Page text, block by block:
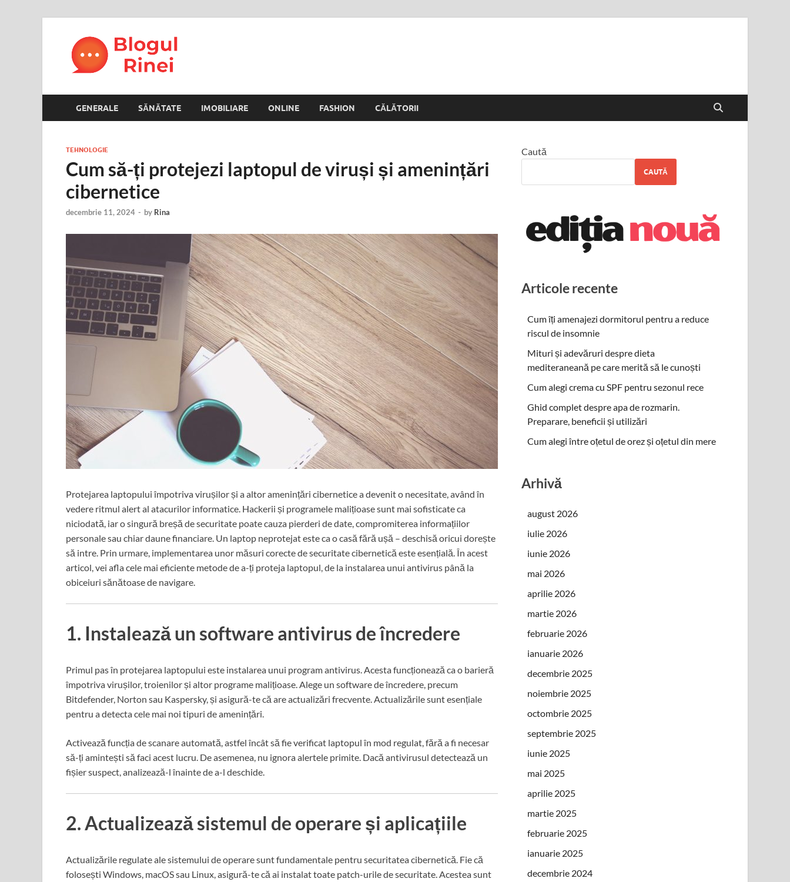
GENERALE SĂNĂTATE IMOBILIARE ONLINE FASHION CĂLĂTORII
TEHNOLOGIE
Cum să-ți protejezi laptopul de viruși și amenințări
cibernetice
decembrie 11, 2024 - by Rina
Protejarea laptopului împotriva virușilor și a altor amenințări cibernetice a devenit o necesitate, având în
vedere ritmul alert al atacurilor informatice. Hackerii și programele malițioase sunt mai sofisticate ca
niciodată, iar o singură breșă de securitate poate cauza pierderi de date, compromiterea informațiilor
personale sau chiar daune financiare. Un laptop neprotejat este ca o casă fără ușă – deschisă oricui dorește
să intre. Prin urmare, implementarea unor măsuri corecte de securitate cibernetică este esențială. În acest
articol, vei afla cele mai eficiente metode de a-ți proteja laptopul, de la instalarea unui antivirus până la
obiceiuri sănătoase de navigare.
1. Instalează un software antivirus de încredere
Primul pas în protejarea laptopului este instalarea unui program antivirus. Acesta funcționează ca o barieră
împotriva virușilor, troienilor și altor programe malițioase. Alege un software de încredere, precum
Bitdefender, Norton sau Kaspersky, și asigură-te că are actualizări frecvente. Actualizările sunt esențiale
pentru a detecta cele mai noi tipuri de amenințări.
Activează funcția de scanare automată, astfel încât să fie verificat laptopul în mod regulat, fără a fi necesar
să-ți amintești să faci acest lucru. De asemenea, nu ignora alertele primite. Dacă antivirusul detectează un
fișier suspect, analizează-l înainte de a-l deschide.
2. Actualizează sistemul de operare și aplicațiile
Actualizările regulate ale sistemului de operare sunt fundamentale pentru securitatea cibernetică. Fie că
folosești Windows, macOS sau Linux, asigură-te că ai instalat toate patch-urile de securitate. Acestea sunt
Caută
CAUTĂ
Articole recente
Cum îți amenajezi dormitorul pentru a reduce
riscul de insomnie
Mituri și adevăruri despre dieta
mediteraneană pe care merită să le cunoști
Cum alegi crema cu SPF pentru sezonul rece
Ghid complet despre apa de rozmarin.
Preparare, beneficii și utilizări
Cum alegi între oțetul de orez și oțetul din mere
Arhivă
august 2026
iulie 2026
iunie 2026
mai 2026
aprilie 2026
martie 2026
februarie 2026
ianuarie 2026
decembrie 2025
noiembrie 2025
octombrie 2025
septembrie 2025
iunie 2025
mai 2025
aprilie 2025
martie 2025
februarie 2025
ianuarie 2025
decembrie 2024